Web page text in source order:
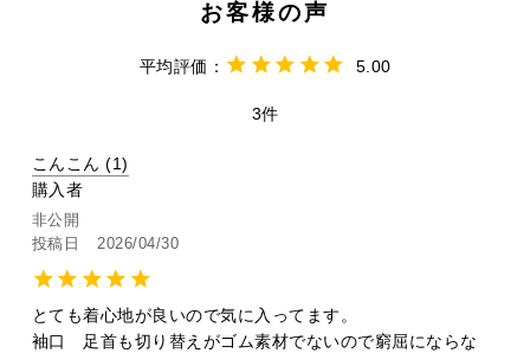
5.00
3
こんこん
1
購入者
非公開
投稿日
2026/04/30
とても着心地が良いので気に入ってます。
袖口　足首も切り替えがゴム素材でないので窮屈にならな